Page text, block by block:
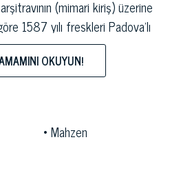
(mimari kiriş) üzerine
1587 yılı freskleri Padova'lı
atfedilmelidir.
geçerek bizleri villaya
ise, tonozlu bir yapı ile
bir merdiven vardır ve bu da
dolmuştur ve 6 iyonik
muhteşem sundurmaya
OKUYUN!
Mahzen